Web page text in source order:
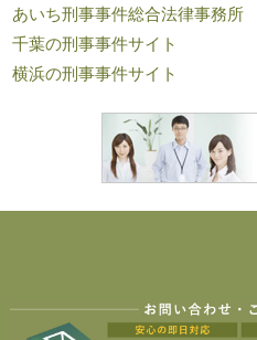
あいち刑事事件総合法律事務所
千葉の刑事事件サイト
横浜の刑事事件サイト